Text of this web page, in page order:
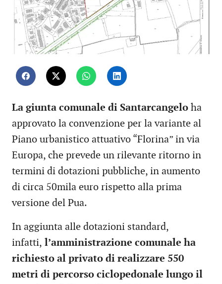
La giunta comunale di Santarcangelo ha
approvato la convenzione per la variante al
Piano urbanistico attuativo “Florina” in via
Europa, che prevede un rilevante ritorno in
termini di dotazioni pubbliche, in aumento
di circa 50mila euro rispetto alla prima
versione del Pua.
In aggiunta alle dotazioni standard,
infatti, l’amministrazione comunale ha
richiesto al privato di realizzare 550
metri di percorso ciclopedonale lungo il